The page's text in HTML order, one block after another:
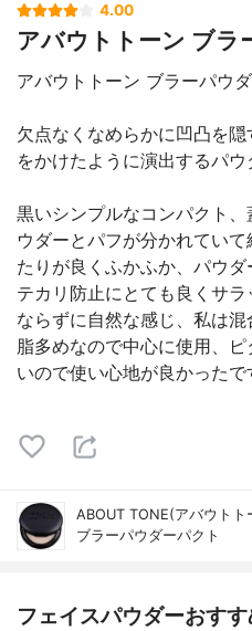
4.00
アバウトトーン ブラ
アバウトトーン ブラーパウ
欠点なくなめらかに凹凸を
をかけたように演出するパ
黒いシンプルなコンパクト
ウダーとパフが分かれてい
たりが良くふかふか、パウダ
テカリ防止にとても良くサ
ならずに自然な感じ、私は
脂多めなので中心に使用、
いので使い心地が良かったで
ABOUT TONE(アバウトト
ブラーパウダーパクト
フェイスパウダーおす